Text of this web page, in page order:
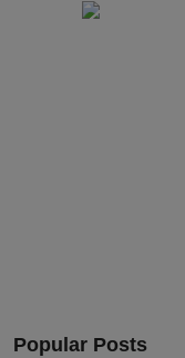
Popular Posts